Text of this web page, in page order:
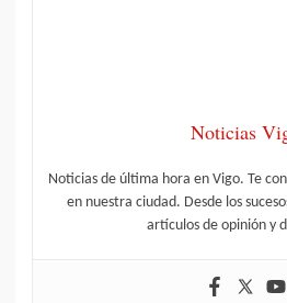
Noticias
Noticias de última hora en Vigo. Te
en nuestra ciudad. Desde los
artículos de opinión y